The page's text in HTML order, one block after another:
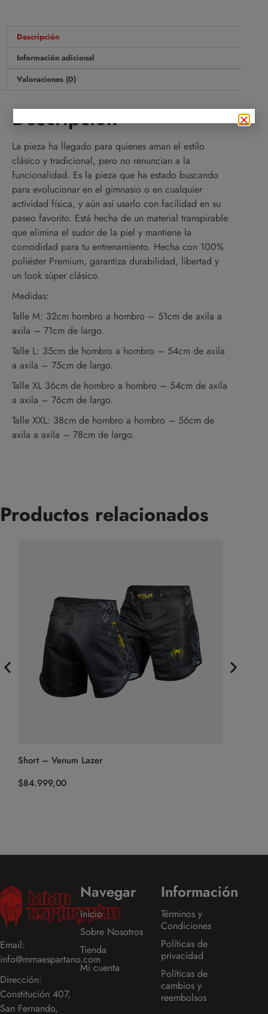
Descripción
Información adicional
Valoraciones (0)
Descripción
La pieza ha llegado para quienes aman el estilo
clásico y tradicional, pero no renuncian a la
funcionalidad. Es la pieza que ha estado buscando
para evolucionar en el gimnasio o en cualquier
actividad física, y aún así usarlo con facilidad en su
paseo favorito. Está hecha de un material transpirable
que elimina el sudor de la piel y mantiene la
comodidad para tu entrenamiento. Hecha con 100%
poliéster Premium, garantiza durabilidad, libertad y
un look súper clásico.
Medidas:
Talle M: 32cm hombro a hombro – 51cm de axila a
axila – 71cm de largo.
Talle L: 35cm de hombro a hombro – 54cm de axila
a axila – 75cm de largo.
Talle XL 36cm de hombro a hombro – 54cm de axila
a axila – 76cm de largo.
Talle XXL: 38cm de hombro a hombro – 56cm de
axila a axila – 78cm de largo.
Productos relacionados
Short – Venum Lazer
$84.999,00
Email:
info@mmaespartano.com
Dirección:
Constitución 407,
San Fernando,
Navegar
Inicio
Sobre Nosotros
Tienda
Mi cuenta
Información
Términos y
Condiciones
Políticas de
privacidad
Políticas de
cambios y
reembolsos